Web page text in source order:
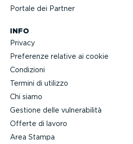
Portale dei Partner
INFO
Privacy
Preferenze relative ai cookie
Condizioni
Termini di utilizzo
Chi siamo
Gestione delle vulne­ra­bilità
Offerte di lavoro
Area Stampa